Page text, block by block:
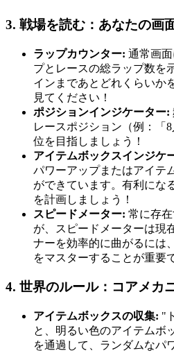
3. 戦場を読む：あなたの画
ラップカウンター: 通常画
プとレースの総ラップ数を
インまであとどれくらいか
見てください！
ポジションインジケーター:
レースポジション（例：「
位を目指しましょう！
アイテムボックスインジケ
パワーアップまたはアイテ
ができています。有利にな
を計画しましょう！
スピードメーター: 常に存
が、スピードメーターは現
ナーを効率的に曲がるには
をマスターすることが重要
4. 世界のルール：コアメカ
アイテムボックスの収集: "
と、明るい色のアイテムボ
を通過して、ランダムなパ